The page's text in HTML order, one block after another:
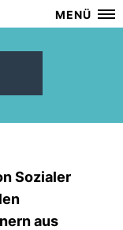
MENÜ
Sozialer
aus